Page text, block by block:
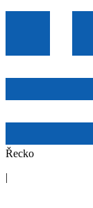
Řecko
|